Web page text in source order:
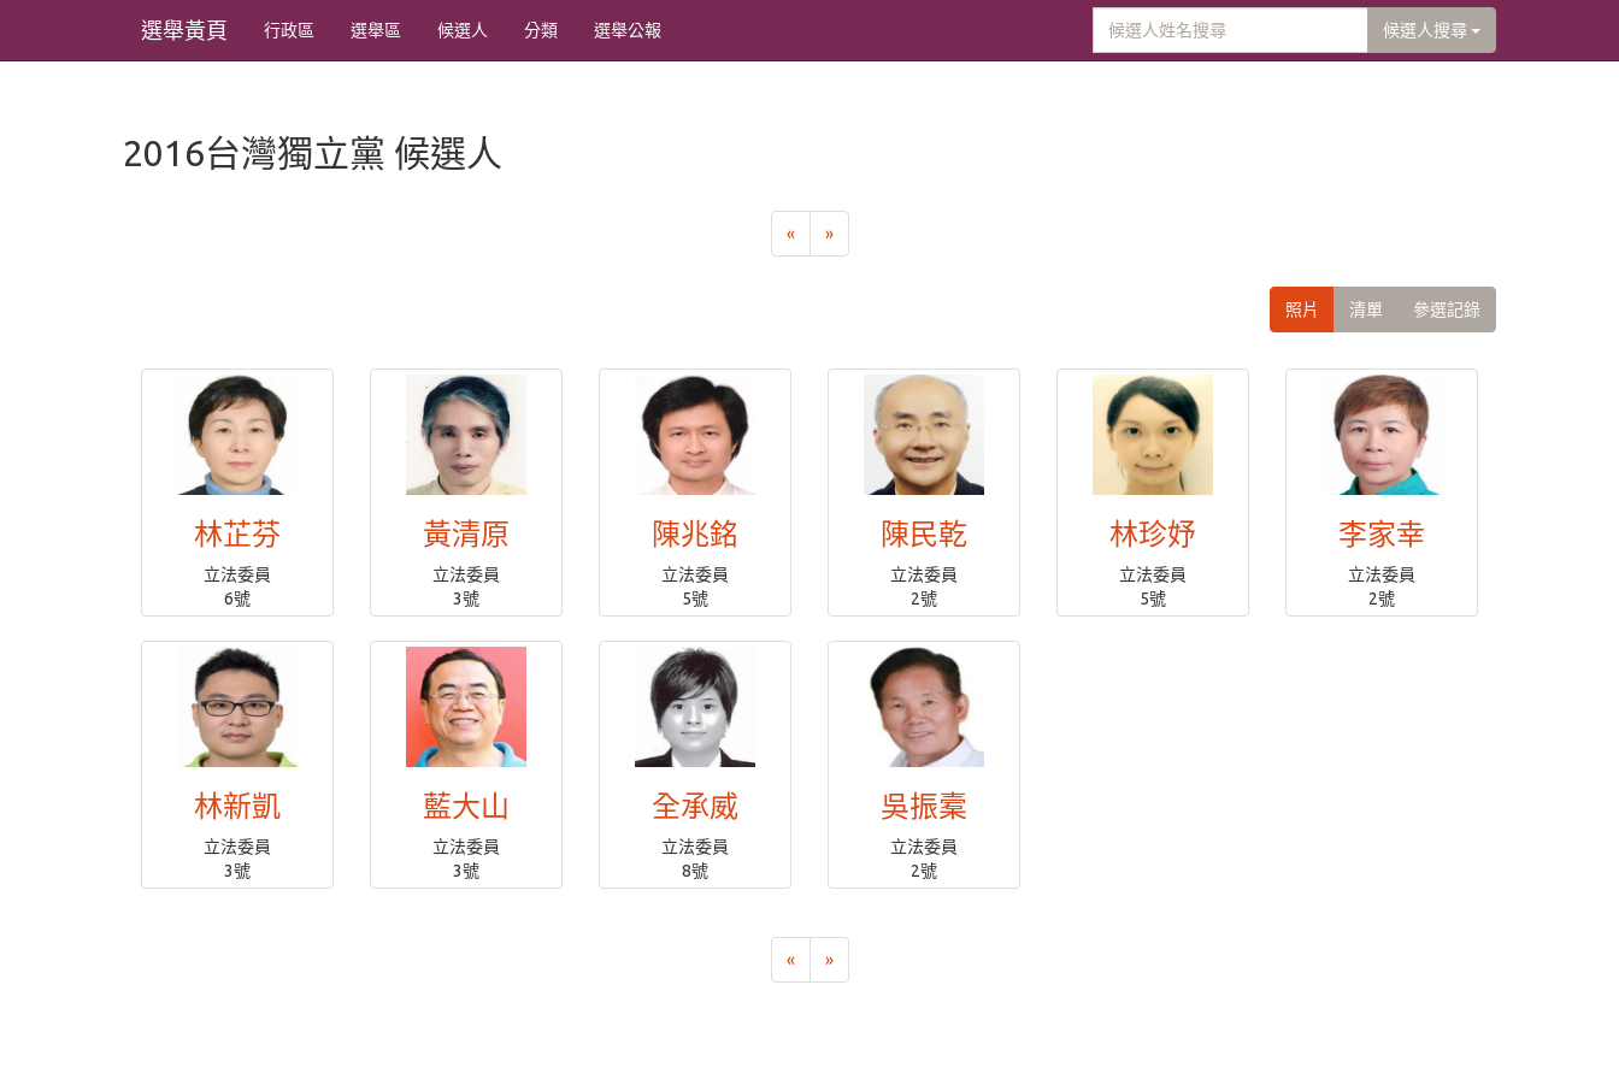
選舉黃頁 行政區 選舉區 候選人 分類 選舉公報 候選人搜尋
2016台灣獨立黨 候選人
« »
照片 清單 參選記錄
林芷芬
立法委員
6號
黃清原
立法委員
3號
陳兆銘
立法委員
5號
陳民乾
立法委員
2號
林珍妤
立法委員
5號
李家幸
立法委員
2號
林新凱
立法委員
3號
藍大山
立法委員
3號
全承威
立法委員
8號
吳振槖
立法委員
2號
« »